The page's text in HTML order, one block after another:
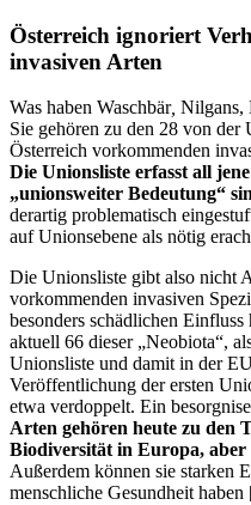
Österreich ignoriert
invasiven Arten
Was haben Waschbär, Nilgans,
Sie gehören zu den 28 von der
Österreich vorkommenden
Die Unionsliste erfasst all
„unionsweiter Bedeutung“
derartig problematisch
auf Unionsebene als nötig
Die Unionsliste gibt also nicht
vorkommenden invasiven
besonders schädlichen
aktuell 66 dieser „Neobiota“,
Unionsliste und damit in der
Veröffentlichung der ersten
etwa verdoppelt. Ein
Arten gehören heute zu den
Biodiversität in Europa,
Außerdem können sie starken
menschliche Gesundheit haben